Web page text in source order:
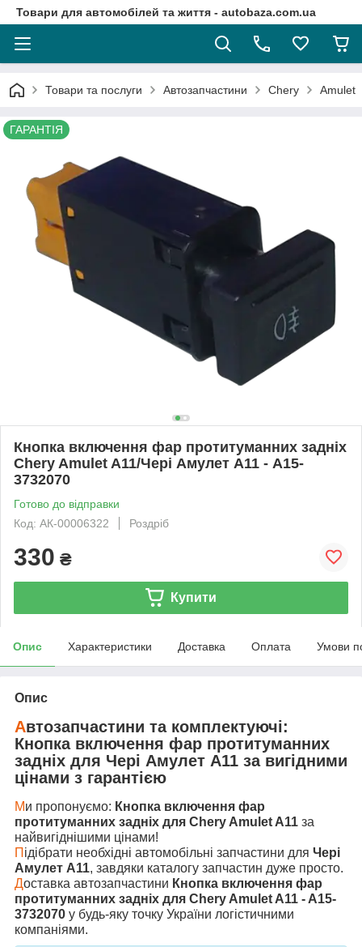
Товари для автомобілей та життя - autobaza.com.ua
Товари та послуги Автозапчастини Chery Amulet
ГАРАНТІЯ
Кнопка включення фар протитуманних задніх
Chery Amulet A11/Чері Амулет А11 - A15-
3732070
Готово до відправки
Код: АК-00006322
Роздріб
330 ₴
Купити
Опис Характеристики Доставка Оплата Умови
Опис
Автозапчастини та комплектуючі:
Кнопка включення фар протитуманних
задніх для Чері Амулет А11 за вигідними
цінами з гарантією
Ми пропонуємо: Кнопка включення фар
протитуманних задніх для Chery Amulet A11 за
найвигіднішими цінами!
П ідібрати необхідні автомобільні запчастини для Чері
Амулет А11, завдяки каталогу запчастин дуже просто.
Доставка автозапчастини Кнопка включення фар
протитуманних задніх для Chery Amulet A11 - A15-
3732070 у будь-яку точку України логістичними
компаніями.